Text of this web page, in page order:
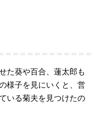
た葵や百合、蓮太郎も
様子を見にいくと、営
いる菊夫を見つけたの